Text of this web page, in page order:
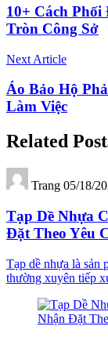
10+ Cách
Tròn Công Sở
Next Article
Áo Bảo Hộ
Làm Việc
Related
Trang 05/18/
Tạp Dề Nhựa
Đặt Theo Yêu
Tạp dề nhựa là sản
thường xuyên tiếp